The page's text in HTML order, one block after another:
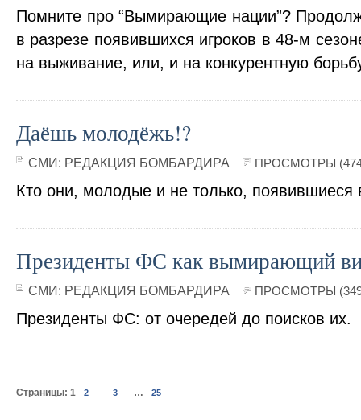
Помните про “Вымирающие нации”?
в разрезе появившихся игроков в 48-м
на выживание, или, и на конкурентную
Даёшь молодёжь!?
СМИ: РЕДАКЦИЯ БОМБАРДИРА ПРОСМОТРЫ
Кто они, молодые и не только, появившиеся
Президенты ФС как вымирающий
СМИ: РЕДАКЦИЯ БОМБАРДИРА ПРОСМОТРЫ
Президенты ФС: от очередей до поисков их.
Страницы: 1 2 3 … 25